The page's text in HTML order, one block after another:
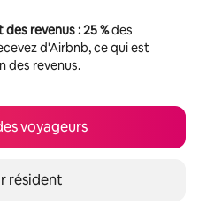
des revenus : 25 %des
d'Airbnb, ce qui est
des revenus.
voyageurs
résident